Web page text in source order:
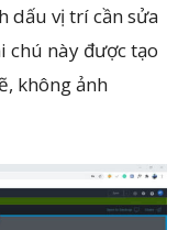
dấu vị trí cần sửa
chú này được tạo
không ảnh